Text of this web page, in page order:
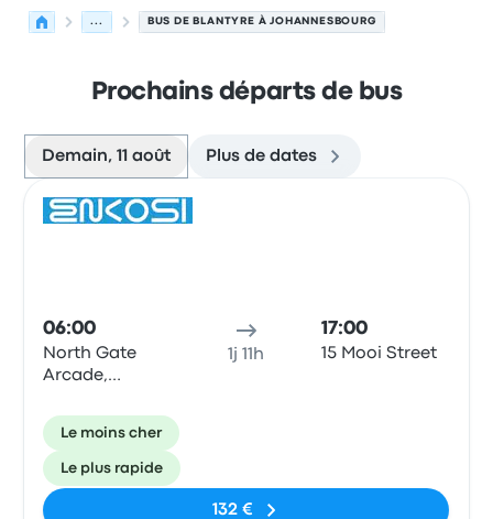
... BUS DE BLANTYRE À JOHANNESBOURG
Prochains départs de bus
Demain, 11 août Plus de dates
06:00
North Gate
Arcade,
1j 11h
17:00
15 Mooi Street
Le moins cher
Le plus rapide
132 €